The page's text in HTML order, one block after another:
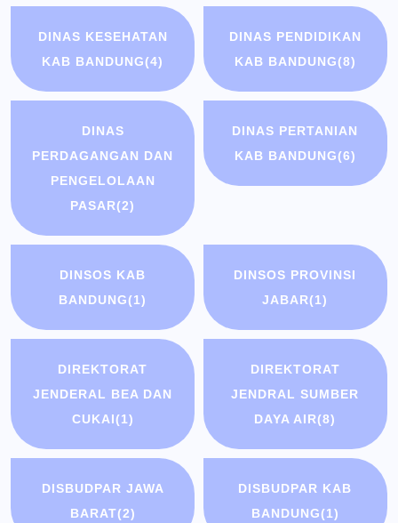
DINAS KESEHATAN
KAB BANDUNG(4)
DINAS PENDIDIKAN
KAB BANDUNG(8)
DINAS
PERDAGANGAN DAN
PENGELOLAAN
PASAR(2)
DINAS PERTANIAN
KAB BANDUNG(6)
DINSOS KAB
BANDUNG(1)
DINSOS PROVINSI
JABAR(1)
DIREKTORAT
JENDERAL BEA DAN
CUKAI(1)
DIREKTORAT
JENDRAL SUMBER
DAYA AIR(8)
DISBUDPAR JAWA
BARAT(2)
DISBUDPAR KAB
BANDUNG(1)